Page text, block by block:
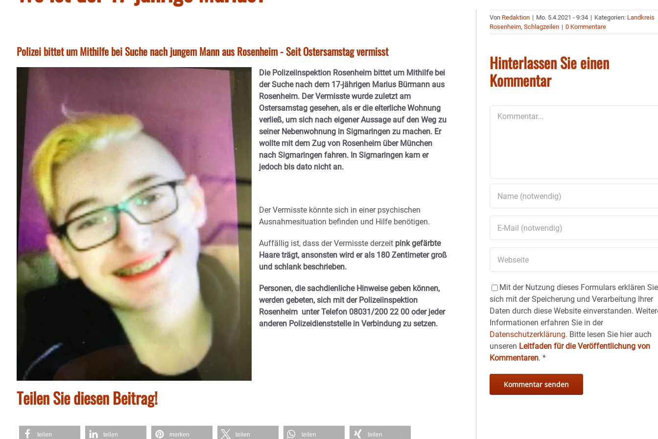
Polizei bittet um Mithilfe bei Suche nach jungem Mann aus Rosenheim - Seit Ostersamstag vermisst
Die Polizeiinspektion Rosenheim bittet um Mithilfe bei
der Suche nach dem 17-jährigen Marius Bürmann aus
Rosenheim. Der Vermisste wurde zuletzt am
Ostersamstag gesehen, als er die elterliche Wohnung
verließ, um sich nach eigener Aussage auf den Weg zu
seiner Nebenwohnung in Sigmaringen zu machen. Er
wollte mit dem Zug von Rosenheim über München
nach Sigmaringen fahren. In Sigmaringen kam er
jedoch bis dato nicht an.
Der Vermisste könnte sich in einer psychischen
Ausnahmesituation befinden und Hilfe benötigen.
Auffällig ist, dass der Vermisste derzeit pink gefärbte
Haare trägt, ansonsten wird er als 180 Zentimeter groß
und schlank beschrieben.
Personen, die sachdienliche Hinweise geben können,
werden gebeten, sich mit der Polizeiinspektion
Rosenheim unter Telefon 08031/200 22 00 oder jeder
anderen Polizeidienststelle in Verbindung zu setzen.
Teilen Sie diesen Beitrag!
teilen teilen merken teilen teilen teilen
Von Redaktion | Mo. 5.4.2021 - 9:34 | Kategorien: Landkreis
Rosenheim,Schlagzeilen | 0 Kommentare
Hinterlassen Sie einen
Kommentar
Mit der Nutzung dieses Formulars erklären Sie
sich mit der Speicherung und Verarbeitung Ihrer
Daten durch diese Website einverstanden.
Informationen erfahren Sie in der
Datenschutzerklärung. Bitte lesen Sie hier auch
unseren Leitfaden für die Veröffentlichung von
Kommentaren.*